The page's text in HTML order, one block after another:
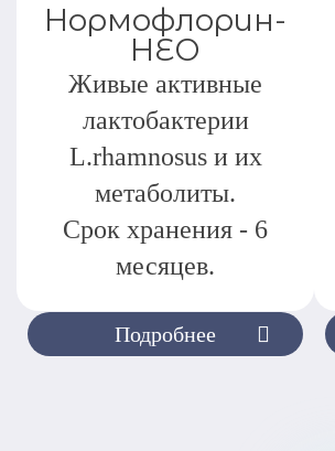
Подробнее
Нормофлорин-
НЕО
Живые активные
лактобактерии
L.rhamnosus и их
метаболиты.
Срок хранения - 6
месяцев.